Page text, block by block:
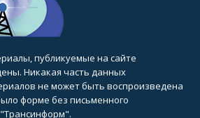
публикуемые на сайте
Никакая часть данных
не может быть воспроизведена
форме без письменного